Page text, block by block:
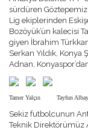
GÖZTEPELIST'E
ÖDÜLLER
BASIN BILDIRILERI
NASIL ÜYE OLURUM
ANKETLER
RÖPORTAJLAR
TRIBÜN
TRIBÜN ANILARI
TRIBÜN BESTELERI
TEZAHÜRAT
sürdüren
Lig ekiplerinden
Bozöyük’ün kalecisi
giyen İbrahim
Serkan Yıldık, Konya
Adnan,
Tamer Yalçın Tayfun
Sekiz futbolcunun
Teknik Direktörümüz